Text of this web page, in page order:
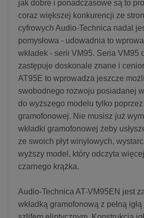
jak dobre i ponadczasowe są to
coraz większej konkurencji ze
cyfrowych Audio-Technica nadal
pomysłowa - udowadnia to
wkładek - serii VM95. Seria VM95
zastępuje doskonale znane i
AT95E to wprowadza jeszcze
swobodnego rozwoju posiadanej
do wyższego modelu tylko poprzez
gramofonowej. Nie musisz już
wkładki gramofonowej żeby
ze swoich płyt winylowych,
wyższy model, który odczyta
czarnego krążka.
Audio-Technica AT-VM95EN jest
wkładką gramofonową z pełną